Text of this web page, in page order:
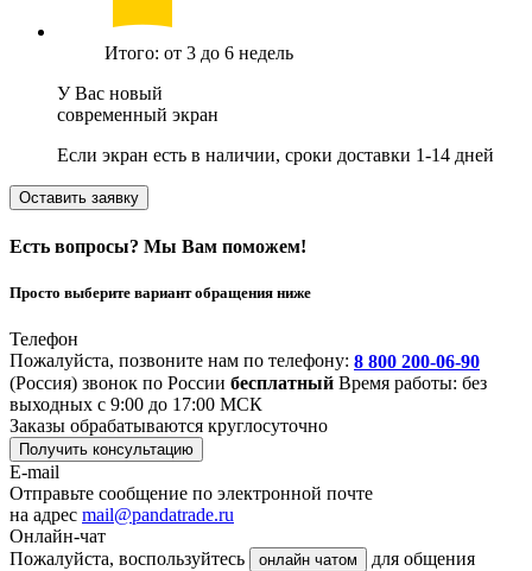
Итого: от 3 до 6 недель
У Вас новый
современный экран
Если экран есть в наличии, сроки доставки 1-14 дней
Оставить заявку
Есть вопросы? Мы Вам поможем!
Просто выберите вариант обращения ниже
Телефон
Пожалуйста, позвоните нам по телефону: 8 800 200-06-90
(Россия) звонок по России бесплатный Время работы: без
выходных с 9:00 до 17:00 МСК
Заказы обрабатываются круглосуточно
Получить консультацию
E-mail
Отправьте сообщение по электронной почте
на адрес mail@pandatrade.ru
Онлайн-чат
Пожалуйста, воспользуйтесь
онлайн чатом
для общения